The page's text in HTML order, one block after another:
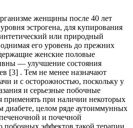
женщины после 40 лет
эстрогена, для купирования
или природный
его уровень до прежних
женские половые
— улучшение состояния
[3] . Тем не менее назначают
и с осторожностью, поскольку у
и серьезные побочные
применять при наличии некоторых
диабете, целом ряде аутоиммунных
и почечной
побочных эффектов такой терапии